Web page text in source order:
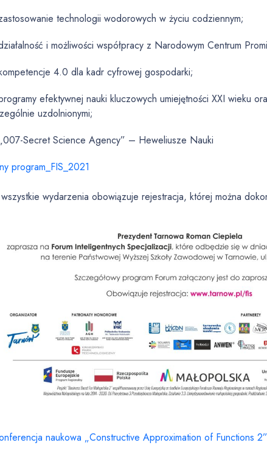
technologii wodorowych w życiu codziennym;
i możliwości współpracy z Narodowym Centrum
4.0 dla kadr cyfrowej gospodarki;
efektywnej nauki kluczowych umiejętności XXI wieku
uzdolnionymi;
Secret Science Agency” – Heweliusze Nauki
program_FIS_2021
wydarzenia obowiązuje rejestracja, której można
naukowa „Constructive Approximation of Functions 2”